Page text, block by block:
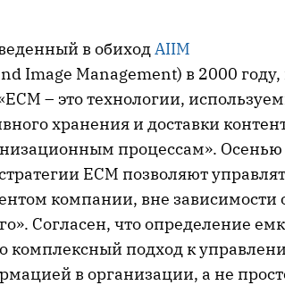
в обиходAIIM
Image Management) в 2000
– это технологии,
хранения и доставки
процессам». Осенью
ECM позволяют
компании, вне зависимости
Согласен, что определение
комплексный подход к
в организации, а не